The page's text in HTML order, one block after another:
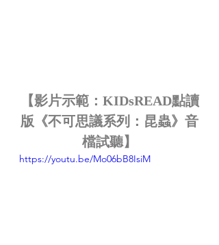
【影片示範：KIDsREAD點讀
版《不可思議系列：昆蟲》音
檔試聽】
https://youtu.be/Mo06bB8IsiM